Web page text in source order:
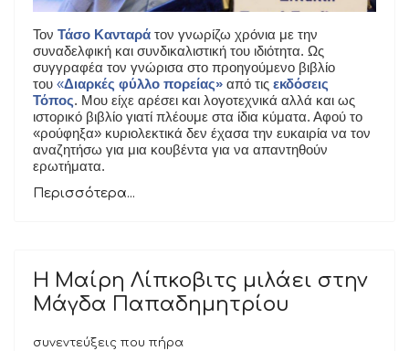
Τον Τάσο Κανταρά τον γνωρίζω χρόνια με την
συναδελφική και συνδικαλιστική του ιδιότητα. Ως
συγγραφέα τον γνώρισα στο προηγούμενο βιβλίο
του «Διαρκές φύλλο πορείας» από τις εκδόσεις
Τόπος. Μου είχε αρέσει και λογοτεχνικά αλλά και ως
ιστορικό βιβλίο γιατί πλέουμε στα ίδια κύματα. Αφού το
«ρούφηξα» κυριολεκτικά δεν έχασα την ευκαιρία να τον
αναζητήσω για μια κουβέντα για να απαντηθούν
ερωτήματα.
Περισσότερα...
H Μαίρη Λίπκοβιτς μιλάει στην
Μάγδα Παπαδημητρίου
συνεντεύξεις που πήρα